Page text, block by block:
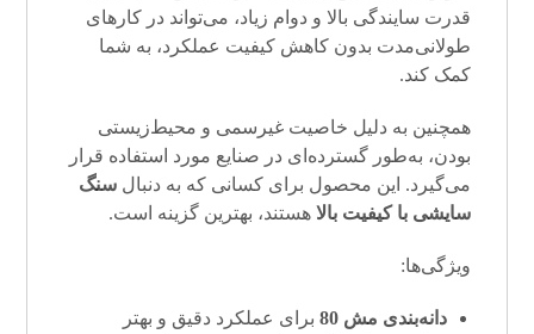
قدرت سایندگی بالا و دوام زیاد، می‌تواند در کارهای
طولانی‌مدت بدون کاهش کیفیت عملکرد، به شما
کمک کند.
همچنین به دلیل خاصیت غیرسمی و محیط‌زیستی
بودن، به‌طور گسترده‌ای در صنایع مورد استفاده قرار
می‌گیرد. این محصول برای کسانی که به دنبالسنگ
سایشی با کیفیت بالا هستند، بهترین گزینه است.
ویژگی‌ها:
دانه‌بندی مش 80
برای عملکرد دقیق و بهتر